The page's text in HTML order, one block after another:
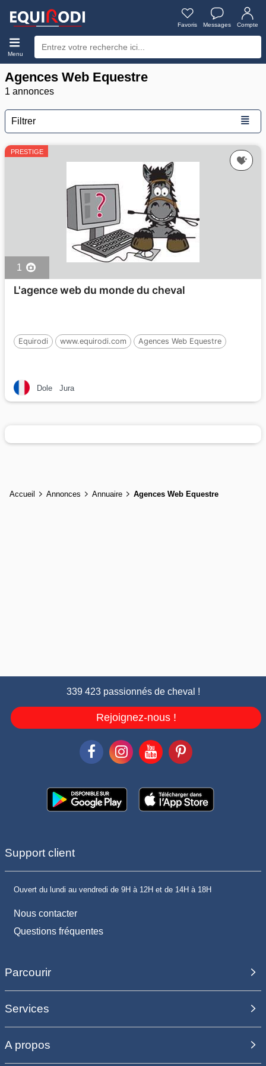
Favoris Messages Compte
Menu
Agences Web Equestre
1 annonces
Filtrer ≣
PRESTIGE
1
L'agence web du monde du cheval
Equirodi www.equirodi.com Agences Web Equestre
Dole Jura
Accueil Annonces Annuaire Agences Web Equestre
339 423 passionnés de cheval !
Rejoignez-nous !
Support client
Ouvert du lundi au vendredi de 9H à 12H et de 14H à 18H
Nous contacter
Questions fréquentes
Parcourir
Services
A propos